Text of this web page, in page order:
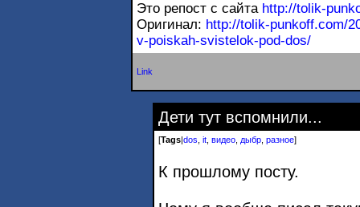
Это репост с сайта http://tolik-
Оригинал: http://tolik-punkoff.com/
v-poiskah-svistelok-pod-dos/
Link
Дети тут вспомнили...
[Tags|dos it видео дыбр разное]
К прошлому посту.